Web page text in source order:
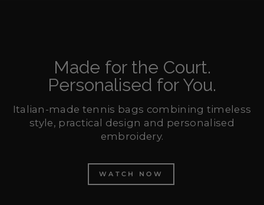
Made for the Court.
Personalised for You.
Italian-made tennis bags combining timeless
style, practical design and personalised
embroidery.
WATCH NOW